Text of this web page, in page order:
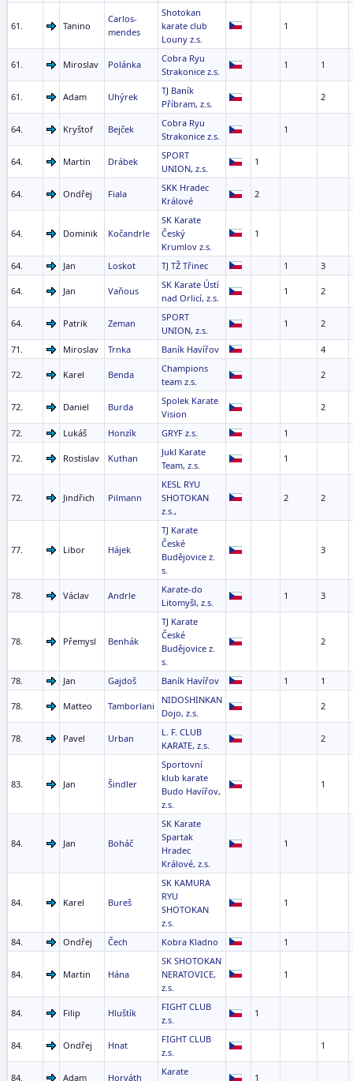
61. Tanino
Carlos-
mendes
Shotokan
karate club
Louny z.s.
1
61. Miroslav Polánka
Cobra Ryu
Strakonice z.s.
1 1
61. Adam Uhýrek
TJ Baník
Příbram, z.s.
2
64. Kryštof Bejček
Cobra Ryu
Strakonice z.s.
1
64. Martin Drábek
SPORT
UNION, z.s.
1
64. Ondřej Fiala
SKK Hradec
Králové
2
64. Dominik Kočandrle
SK Karate
Český
Krumlov z.s.
1
64. Jan Loskot TJ TŽ Třinec 1 3
64. Jan Vaňous
SK Karate Ústí
nad Orlicí, z.s.
1 2
64. Patrik Zeman
SPORT
UNION, z.s.
1 2
71. Miroslav Trnka Baník Havířov 4
72. Karel Benda
Champions
team z.s.
2
72. Daniel Burda
Spolek Karate
Vision
2
72. Lukáš Honzík GRYF z.s. 1
72. Rostislav Kuthan
Jukl Karate
Team, z.s.
1
72. Jindřich Pilmann
KESL RYU
SHOTOKAN
z.s.,
2 2
77. Libor Hájek
TJ Karate
České
Budějovice z.
s.
3
78. Václav Andrle
Karate-do
Litomyšl, z.s.
1 3
78. Přemysl Benhák
TJ Karate
České
Budějovice z.
s.
2
78. Jan Gajdoš Baník Havířov 1 1
78. Matteo Tamborlani
NIDOSHINKAN
Dojo, z.s.
2
78. Pavel Urban
L. F. CLUB
KARATE, z.s.
2
83. Jan Šindler
Sportovní
klub karate
Budo Havířov,
z.s.
1
84. Jan Boháč
SK Karate
Spartak
Hradec
Králové, z.s.
1
84. Karel Bureš
SK KAMURA
RYU
SHOTOKAN
z.s.
1
84. Ondřej Čech Kobra Kladno 1
84. Martin Hána
SK SHOTOKAN
NERATOVICE,
z.s.
1
84. Filip Hluštík
FIGHT CLUB
z.s.
1
84. Ondřej Hnat
FIGHT CLUB
z.s.
1
84. Adam Horváth
Karate
1